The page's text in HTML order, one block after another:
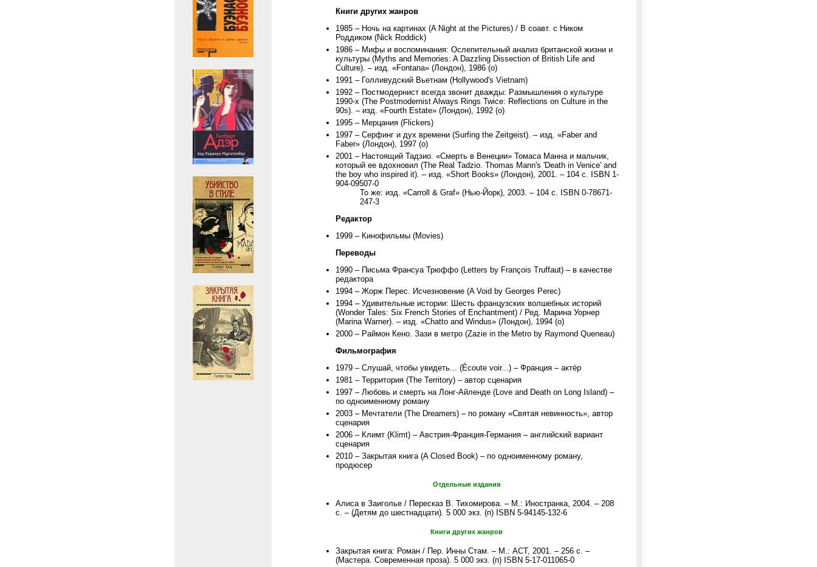
Книги других жанров
1985 – Ночь на картинах (A Night at the Pictures) / В соавт. с Ником
Роддиком (Nick Roddick)
1986 – Мифы и воспоминания: Ослепительный анализ британской жизни и
культуры (Myths and Memories: A Dazzling Dissection of British Life and
Culture). – изд. «Fontana» (Лондон), 1986 (о)
1991 – Голливудский Вьетнам (Hollywood's Vietnam)
1992 – Постмодернист всегда звонит дважды: Размышления о культуре
1990-х (The Postmodernist Always Rings Twice: Reflections on Culture in the
90s). – изд. «Fourth Estate» (Лондон), 1992 (о)
1995 – Мерцания (Flickers)
1997 – Серфинг и дух времени (Surfing the Zeitgeist). – изд. «Faber and
Faber» (Лондон), 1997 (о)
2001 – Настоящий Тадзио. «Смерть в Венеции» Томаса Манна и мальчик,
который ее вдохновил (The Real Tadzio. Thomas Mann's 'Death in Venice' and
the boy who inspired it). – изд. «Short Books» (Лондон), 2001. – 104 с. ISBN 1-
904-09507-0
То же: изд. «Carroll & Graf» (Нью-Йорк), 2003. – 104 с. ISBN 0-78671-
247-3
Редактор
1999 – Кинофильмы (Movies)
Переводы
1990 – Письма Франсуа Трюффо (Letters by François Truffaut) – в качестве
редактора
1994 – Жорж Перес. Исчезновение (A Void by Georges Perec)
1994 – Удивительные истории: Шесть французских волшебных историй
(Wonder Tales: Six French Stories of Enchantment) / Ред. Марина Уорнер
(Marina Warner). – изд. «Chatto and Windus» (Лондон), 1994 (о)
2000 – Раймон Кено. Зази в метро (Zazie in the Metro by Raymond Queneau)
Фильмография
1979 – Слушай, чтобы увидеть... (Écoute voir...) – Франция – актёр
1981 – Территория (The Territory) – автор сценария
1997 – Любовь и смерть на Лонг-Айленде (Love and Death on Long Island) –
по одноименному роману
2003 – Мечтатели (The Dreamers) – по роману «Святая невинность», автор
сценария
2006 – Климт (Klimt) – Австрия-Франция-Германия – английский вариант
сценария
2010 – Закрытая книга (A Closed Book) – по одноименному роману,
продюсер
Отдельные издания
Алиса в Заиголье / Пересказ В. Тихомирова. – М.: Иностранка, 2004. – 208
с. – (Детям до шестнадцати). 5 000 экз. (п) ISBN 5-94145-132-6
Книги других жанров
Закрытая книга: Роман / Пер. Инны Стам. – М.: АСТ, 2001. – 256 с. –
(Мастера. Современная проза). 5 000 экз. (п) ISBN 5-17-011065-0